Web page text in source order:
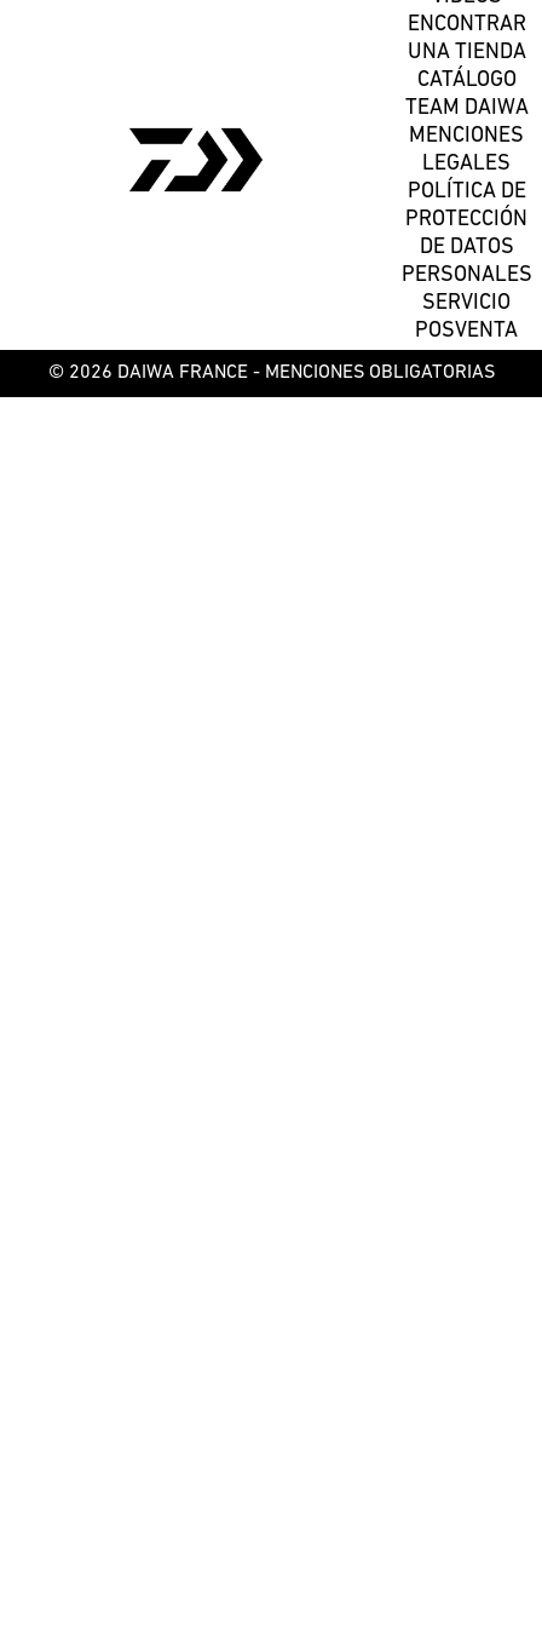
ENCONTRAR
UNA TIENDA
CATÁLOGO
TEAM DAIWA
MENCIONES
LEGALES
POLÍTICA DE
PROTECCIÓN
DE DATOS
PERSONALES
SERVICIO
POSVENTA
© 2026 DAIWA FRANCE - MENCIONES OBLIGATORIAS